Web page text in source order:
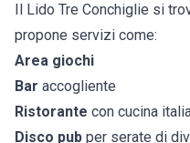
Il Lido Tre Conchiglie si
propone servizi come:
Area giochi
Bar accogliente
Ristorante con cucina
Disco pub per serate di